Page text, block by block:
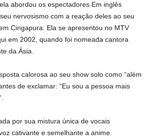
abordou os espectadores Em inglês
nervosismo com a reação deles ao seu
Cingapura. Ela se apresentou no MTV
em 2002, quando foi nomeada cantora
da Ásia.
calorosa ao seu show solo como “além
de exclamar: “Eu sou a pessoa mais
por sua mistura única de vocais
cativante e semelhante a anime.